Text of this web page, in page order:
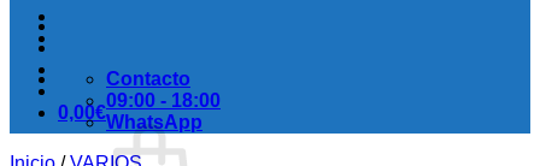
0,00€
Contacto
09:00 - 18:00
WhatsApp